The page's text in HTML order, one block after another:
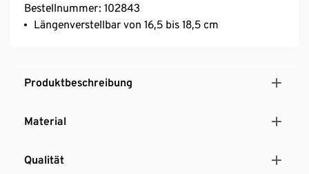
Bestellnummer: 102843
Längenverstellbar von 16,5 bis 18,5 cm
Produktbeschreibung
Material
Qualität